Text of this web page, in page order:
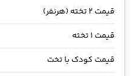
قیمت 2 تخته (هرنفر)
قیمت 1 تخته
قیمت کودک با تخت